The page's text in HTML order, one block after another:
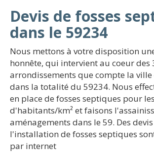
Devis de fosses
dans le 59234
Nous mettons à votre disposition
honnête, qui intervient au coeur des
arrondissements que compte la ville
dans la totalité du 59234. Nous
en place de fosses septiques pour
d'habitants/km² et faisons
aménagements dans le 59. Des
l'installation de fosses septiques
par internet